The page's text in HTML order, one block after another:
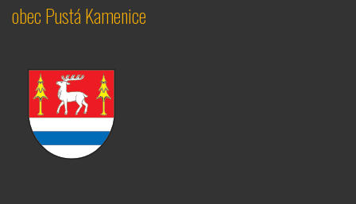
obec Pustá Kamenice